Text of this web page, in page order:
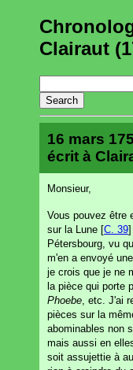
Clairaut
16 mars
écrit à
Monsieur,
Vous pouvez être
sur la Lune [C. 39]
Pétersbourg, vu
m'en a envoyé
je crois que je ne
la pièce qui porte
Phoebe , etc. J'ai
pièces sur la
abominables non
mais aussi en
soit assujettie à